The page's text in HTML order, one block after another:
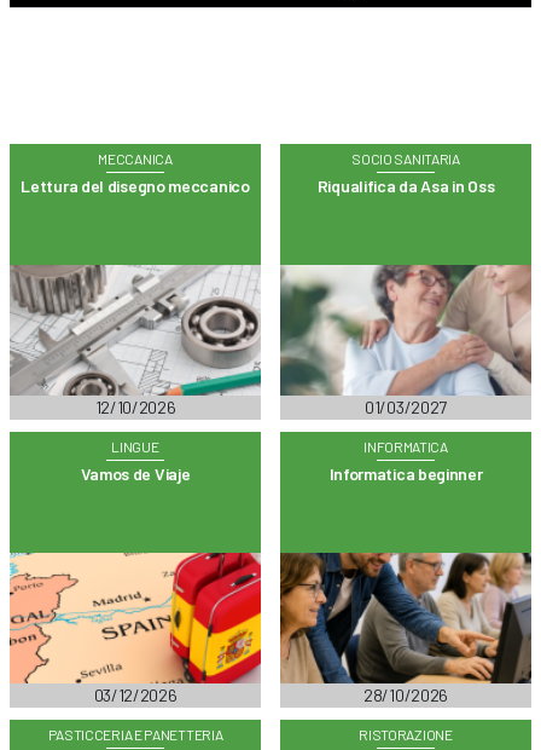
MECCANICA
Lettura del disegno meccanico
12/10/2026
SOCIO SANITARIA
Riqualifica da Asa in Oss
01/03/2027
LINGUE
Vamos de Viaje
03/12/2026
INFORMATICA
Informatica beginner
28/10/2026
PASTICCERIA E PANETTERIA RISTORAZIONE